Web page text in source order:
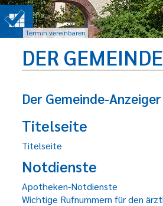
Termin vereinbaren
DER
Der Gemeinde-
Titelseite
Titelseite
Notdienste
Apotheken-Notdienste
Wichtige Rufnummern für den